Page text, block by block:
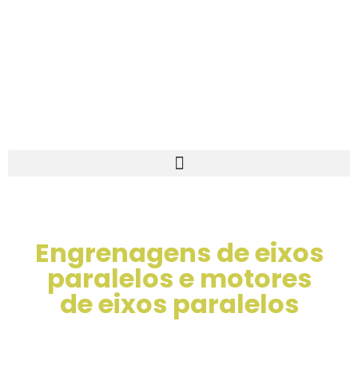
Engrenagens de eixos
paralelos e motores
de eixos paralelos